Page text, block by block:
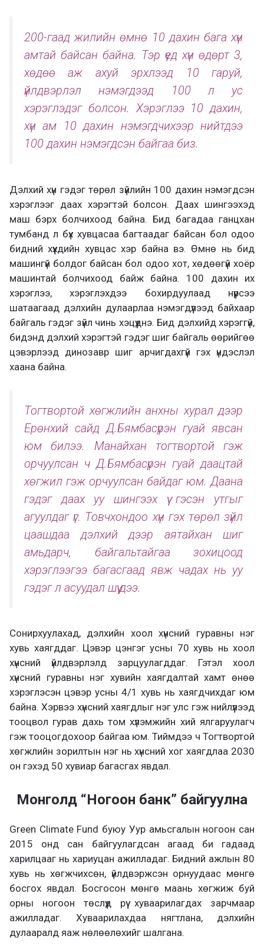
200-гаад жилийн өмнө 10 дахин бага хүн
амтай байсан байна. Тэр үед хүн өдөрт 3,
хөдөө аж ахуй эрхлээд 10 гаруй,
үйлдвэрлэл нэмэгдээд 100 л ус
хэрэглэдэг болсон. Хэрэглээ 10 дахин,
хүн ам 10 дахин нэмэгдчихээр нийтдээ
100 дахин нэмэгдсэн байгаа биз.
Дэлхий хүн гэдэг төрөл зүйлийн 100 дахин нэмэгдсэн
хэрэглээг даах хэрэгтэй болсон. Даах шингээхэд
маш бэрх болчихоод байна. Бид багадаа ганцхан
тумбанд л бүх хувцасаа багтаадаг байсан бол одоо
бидний хүүхдийн хувцас хэр байна вэ. Өмнө нь бид
машингүй болдог байсан бол одоо хот, хөдөөгүй хоёр
машинтай болчихоод байж байна. 100 дахин их
хэрэглээ, хэрэглэхдээ бохирдуулаад нүүрсээ
шатаагаад дэлхийн дулаарлаа нэмэгдүүлээд байхаар
байгаль гэдэг зүйл чинь хэцүүднэ. Бид дэлхийд хэрэггүй,
бидэнд дэлхий хэрэгтэй гэдэг шиг байгаль өөрийгөө
цэвэрлээд динозавр шиг арчигдахгүй гэх үндэслэл
хаана байна.
Тогтвортой хөгжлийн анхны хурал дээр
Ерөнхий сайд Д.Бямбасүрэн гуай явсан
юм билээ. Манайхан тогтвортой гэж
орчуулсан ч Д.Бямбасүрэн гуай даацтай
хөгжил гэж орчуулсан байдаг юм. Даана
гэдэг даах уу шингээх үү гэсэн утгыг
агуулдаг үг. Товчхондоо хүн гэх төрөл зүйл
цаашдаа дэлхий дээр аятайхан шиг
амьдарч, байгальтайгаа зохицоод
хэрэглээгээ багасгаад явж чадах нь уу
гэдэг л асуудал шүү дээ.
Сонирхуулахад, дэлхийн хоол хүнсний гуравны нэг
хувь хаягддаг. Цэвэр цэнгэг усны 70 хувь нь хоол
хүнсний үйлдвэрлэлд зарцуулагддаг. Гэтэл хоол
хүнсний гуравны нэг хувийн хаягдалтай хамт өнөө
хэрэглэсэн цэвэр усны 4/1 хувь нь хаягдчихдаг юм
байна. Хэрвээ хүнсний хаягдлыг нэг улс гэж нийлүүлээд
тооцвол гурав дахь том хүлэмжийн хий ялгаруулагч
гэж тооцогдохоор байгаа юм. Тиймдээ ч Тогтвортой
хөгжлийн зорилтын нэг нь хүнсний хог хаягдлаа 2030
он гэхэд 50 хувиар багасгах явдал.
Монголд “Ногоон банк” байгуулна
Green Climate Fund буюу Уур амьсгалын ногоон сан
2015 онд сан байгуулагдсан агаад би гадаад
харилцааг нь хариуцан ажилладаг. Бидний ажлын 80
хувь нь хөгжчихсөн, үйлдвэржсэн орнуудаас мөнгө
босгох явдал. Босгосон мөнгө маань хөгжиж буй
орны ногоон төслүүд рүү хуваарилагдах зарчмаар
ажилладаг. Хуваарилахдаа нягтлана, дэлхийн
дулааралд яаж нөлөөлөхийг шалгана.